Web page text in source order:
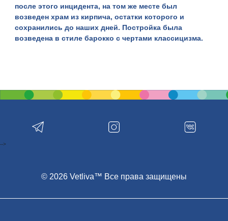
после этого инцидента, на том же месте был
возведен храм из кирпича, остатки которого и
сохранились до наших дней. Постройка была
возведена в стиле барокко с чертами классицизма.
местных памятников архитектуры, тоКостел
Вознесения Девы Марииможно принять за обычные
одна стена с изображением Девы Марии и груды
кирпичей между полуразрушенных стен. А ведь, по
через Зембин и остался здесь ночевать. Монастырь
наполеоновской войны. Также в 1812 году сгорела
© 2026 Vetliva™ Все права защищены
-->